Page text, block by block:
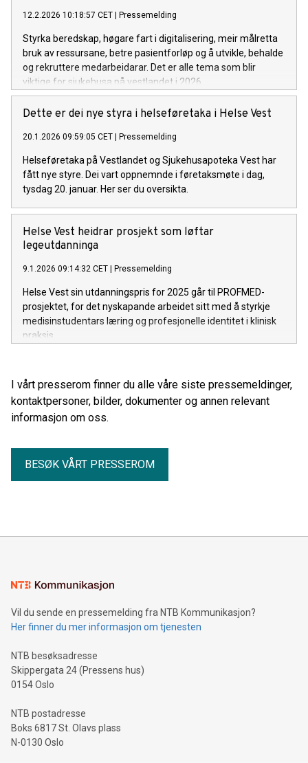
12.2.2026 10:18:57 CET | Pressemelding
Styrka beredskap, høgare fart i digitalisering, meir målretta
bruk av ressursane, betre pasientforløp og å utvikle, behalde
og rekruttere medarbeidarar. Det er alle tema som blir
viktige for sjukehusa på vestlandet i 2026.
Dette er dei nye styra i helseføretaka i Helse Vest
20.1.2026 09:59:05 CET | Pressemelding
Helseføretaka på Vestlandet og Sjukehusapoteka Vest har
fått nye styre. Dei vart oppnemnde i føretaksmøte i dag,
tysdag 20. januar. Her ser du oversikta.
Helse Vest heidrar prosjekt som løftar
legeutdanninga
9.1.2026 09:14:32 CET | Pressemelding
Helse Vest sin utdanningspris for 2025 går til PROFMED-
prosjektet, for det nyskapande arbeidet sitt med å styrkje
medisinstudentars læring og profesjonelle identitet i klinisk
praksis.
I vårt presserom finner du alle våre siste pressemeldinger,
kontaktpersoner, bilder, dokumenter og annen relevant
informasjon om oss.
BESØK VÅRT PRESSEROM
Vil du sende en pressemelding fra NTB Kommunikasjon?
Her finner du mer informasjon om tjenesten
NTB besøksadresse
Skippergata 24 (Pressens hus)
0154 Oslo
NTB postadresse
Boks 6817 St. Olavs plass
N-0130 Oslo